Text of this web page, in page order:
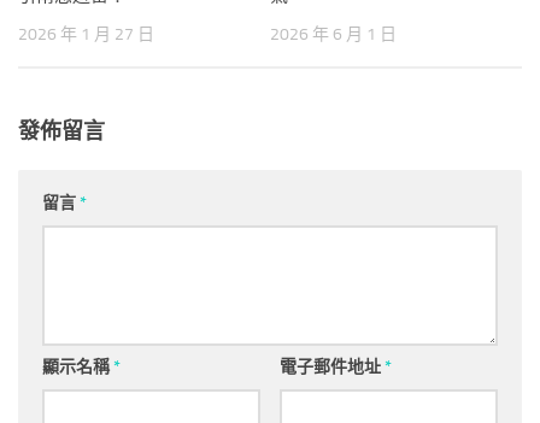
2026 年 1 月 27 日 2026 年 6 月 1 日
發佈留言
留言*
顯示名稱* 電子郵件地址*